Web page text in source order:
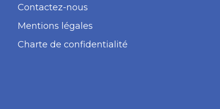
Contactez-nous
Mentions légales
Charte de confidentialité